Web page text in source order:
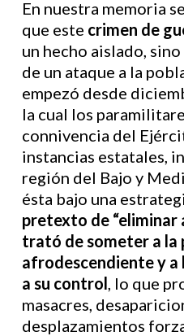
En nuestra memoria
que este crimen de
un hecho aislado,
de un ataque a la
empezó desde
la cual los
connivencia del
instancias estatales,
región del Bajo y
ésta bajo una
pretexto de “eliminar
trató de someter a la
afrodescendiente y a
a su control, lo que
masacres,
desplazamientos